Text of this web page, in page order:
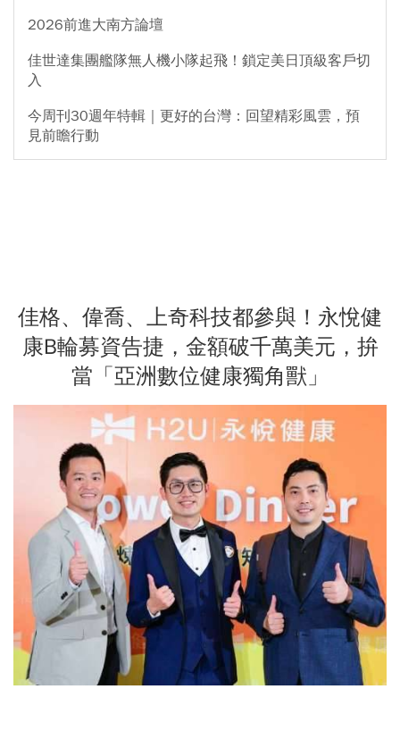
2026前進大南方論壇
佳世達集團艦隊無人機小隊起飛！鎖定美日頂級客戶切
入
今周刊30週年特輯｜更好的台灣：回望精彩風雲，預
見前瞻行動
佳格、偉喬、上奇科技都參與！永悅健
康B輪募資告捷，金額破千萬美元，拚
當「亞洲數位健康獨角獸」